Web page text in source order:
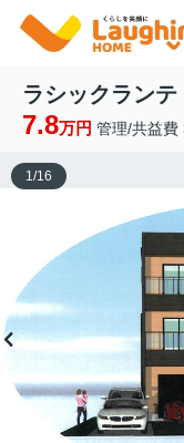
ラシックラン
7.8万円 管理/共益費
1 /16